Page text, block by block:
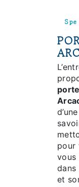
pour
vous
et